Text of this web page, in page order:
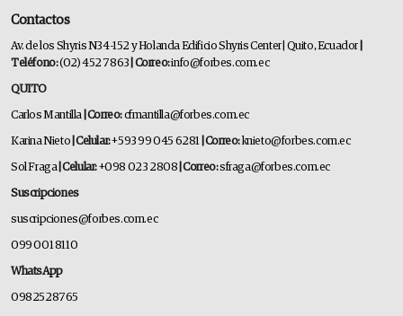
Contactos
Av. de los Shyris N34-152 y Holanda Edificio Shyris Center | Quito, Ecuador
Teléfono:(02) 452 7863 | Correo:info@forbes.com.ec
QUITO
Carlos Mantilla | Correo:cfmantilla@forbes.com.ec
Karina Nieto | Celular:+593 99 045 6281 | Correo: knieto@forbes.com.ec
Sol Fraga | Celular:+098 023 2808 | Correo:sfraga@forbes.com.ec
Suscripciones
suscripciones@forbes.com.ec
099 001 8110
WhatsApp
0982528765